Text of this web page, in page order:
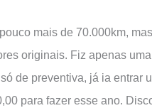
mais de 70.000km,
originais. Fiz apenas
de preventiva, já ia entrar
para fazer esse ano.